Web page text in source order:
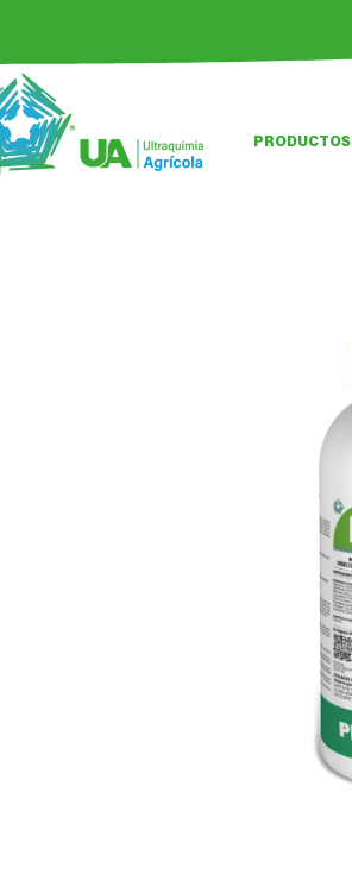
PRODUCTOS